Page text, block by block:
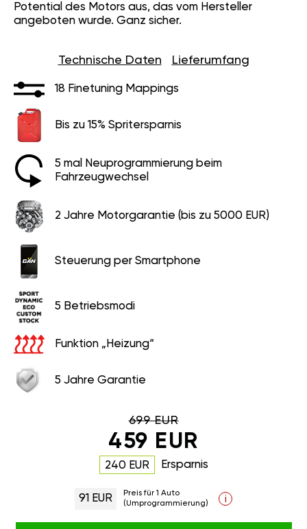
Potential des Motors aus, das vom Hersteller
angeboten wurde. Ganz sicher.
Technische Daten Lieferumfang
18 Finetuning Mappings
Bis zu 15% Spritersparnis
5 mal Neuprogrammierung beim
Fahrzeugwechsel
2 Jahre Motorgarantie (bis zu 5000 EUR)
Steuerung per Smartphone
5 Betriebsmodi
Funktion „Heizung“
5 Jahre Garantie
699 EUR
459 EUR
240 EUR Ersparnis
91 EUR
Preis für 1 Auto
(Umprogrammierung)
i